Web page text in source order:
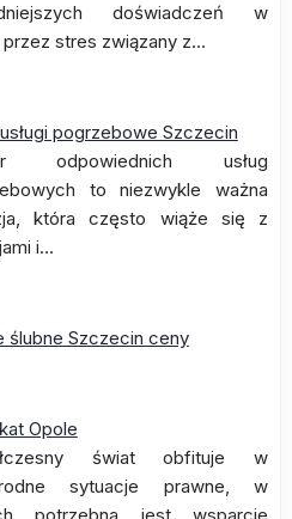
doświadczeń w
stres związany z…
pogrzebowe Szczecin
odpowiednich usług
to niezwykle ważna
która często wiąże się z
i…
ślubne Szczecin ceny
Opole
świat obfituje w
sytuacje prawne, w